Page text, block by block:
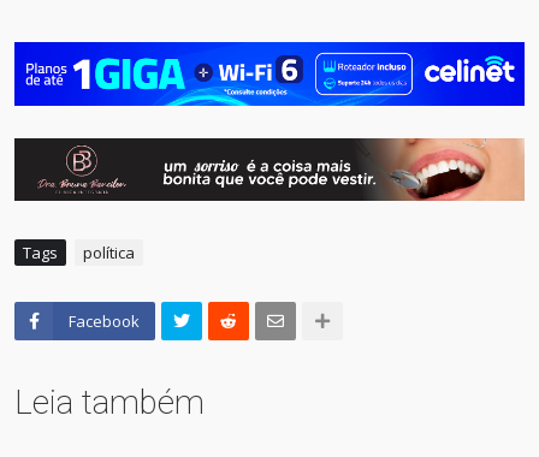
Tags política
Facebook
Leia também